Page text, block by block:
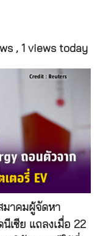
, 1 views today
มาคมผู้จัดหา
เซีย แถลงเมื่อ 22